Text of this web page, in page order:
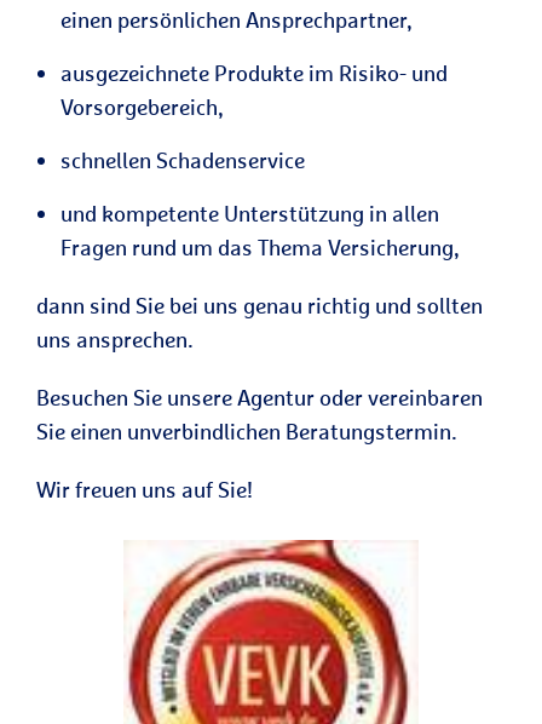
einen persönlichen Ansprechpartner,
ausgezeichnete Produkte im Risiko- und
Vorsorgebereich,
schnellen Schadenservice
und kompetente Unterstützung in allen
Fragen rund um das Thema Versicherung,
dann sind Sie bei uns genau richtig und sollten
uns ansprechen.
Besuchen Sie unsere Agentur oder vereinbaren
Sie einen unverbindlichen Beratungstermin.
Wir freuen uns auf Sie!